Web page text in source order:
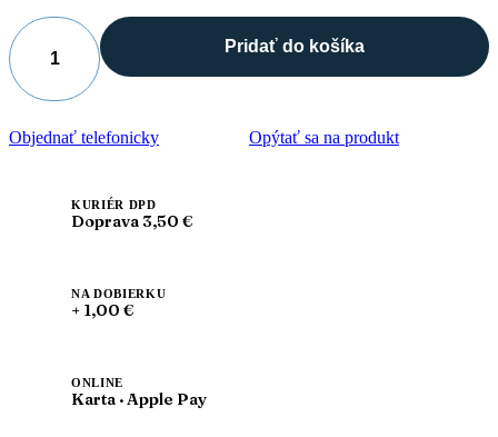
množstvo
OMRON
konektor
manžety
typ
Pridať do košíka
Objednať telefonicky Opýtať sa na produkt
KURIÉR DPD
Doprava 3,50 €
NA DOBIERKU
+ 1,00 €
ONLINE
Karta · Apple Pay